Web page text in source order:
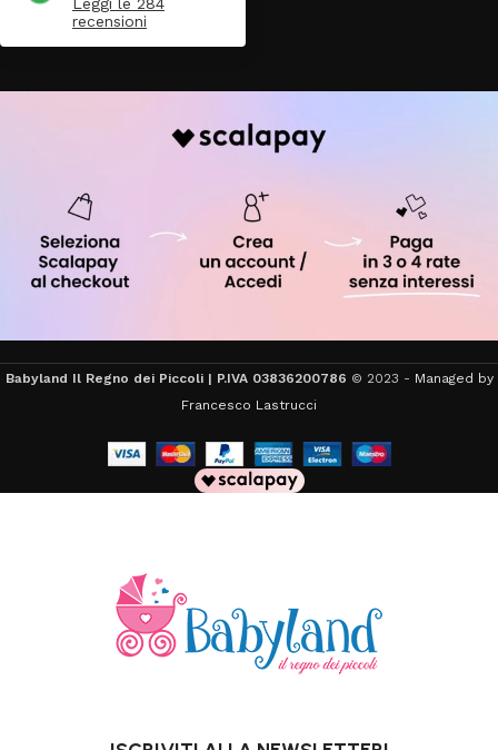
recensioni
Babyland Il Regno dei Piccoli | P.IVA 03836200786 © 2023 - Managed by
Francesco Lastrucci